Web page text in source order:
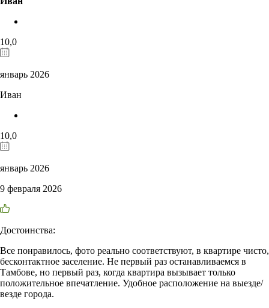
10,0
январь 2026
Иван
10,0
январь 2026
9 февраля 2026
Достоинства:
Все понравилось, фото реально соответствуют, в квартире чисто,
бесконтактное заселение. Не первый раз останавливаемся в
Тамбове, но первый раз, когда квартира вызывает только
положительное впечатление. Удобное расположение на выезде/
везде города.